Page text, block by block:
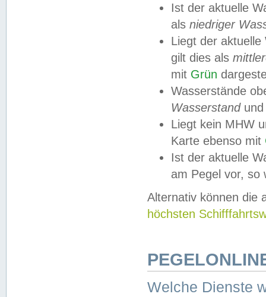
Ist der aktuelle
als niedriger
Liegt der
gilt dies als
mit Grün
Wasserstände
Wasserstandund
Liegt kein MHW
Karte ebenso mit
Ist der aktuelle
am Pegel vor,
Alternativ können die
höchsten
Welche Dienste